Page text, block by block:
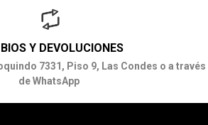
Y DEVOLUCIONES
7331, Piso 9, Las Condes o a través
de WhatsApp